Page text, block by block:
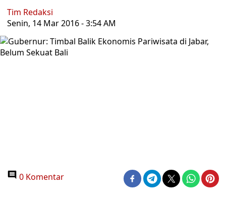
Tim Redaksi
Senin, 14 Mar 2016 - 3:54 AM
0 Komentar